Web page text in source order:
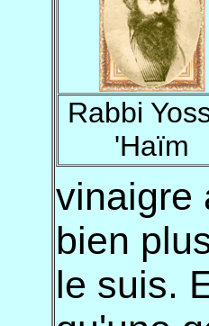
Rabbi
'Haïm
vinaigre
bien
le suis.